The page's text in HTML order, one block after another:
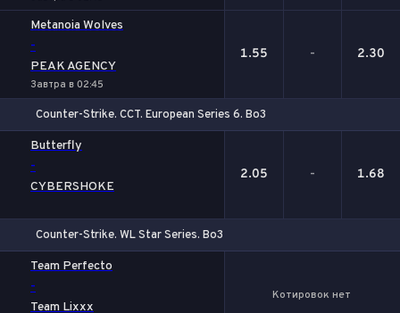
Metanoia Wolves
-
PEAK AGENCY
Завтра в 02:45
1.55 - 2.30
Counter-Strike. CCT. European Series 6. Bo3
Butterfly
-
CYBERSHOKE
2.05 - 1.68
Counter-Strike. WL Star Series. Bo3
Team Perfecto
-
Team Lixxx
Котировок нет